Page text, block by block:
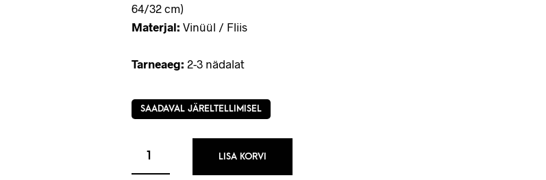
64/32 cm)
Materjal: Vinüül / Fliis
Tarneaeg: 2-3 nädalat
SAADAVAL JÄRELTELLIMISEL
LISA KORVI